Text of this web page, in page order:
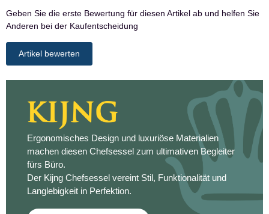
Geben Sie die erste Bewertung für diesen Artikel ab und helfen Sie
Anderen bei der Kaufentscheidung
Artikel bewerten
Ergonomisches Design und luxuriöse Materialien
machen diesen Chefsessel zum ultimativen Begleiter
fürs Büro.
Der Kijng Chefsessel vereint Stil, Funktionalität und
Langlebigkeit in Perfektion.